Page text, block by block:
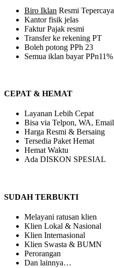
Biro Iklan Resmi Tepercaya
Kantor fisik jelas
Faktur Pajak resmi
Transfer ke rekening PT
Boleh potong PPh 23
Semua iklan bayar PPn11%
CEPAT & HEMAT
Layanan Lebih Cepat
Bisa via Telpon, WA, Email
Harga Resmi & Bersaing
Tersedia Paket Hemat
Hemat Waktu
Ada DISKON SPESIAL
SUDAH TERBUKTI
Melayani ratusan klien
Klien Lokal & Nasional
Klien Internasional
Klien Swasta & BUMN
Perorangan
Dan lainnya…